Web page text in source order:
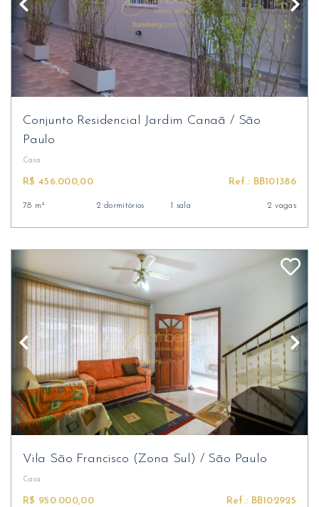
Conjunto Residencial Jardim Canaã / São
Paulo
Casa
R$ 456.000,00 Ref.: BB101386
78 m² 2 dormitórios 1 sala 2 vagas
Vila São Francisco (Zona Sul) / São Paulo
Casa
R$ 950.000,00 Ref.: BB102925